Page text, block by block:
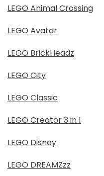
LEGO Animal Crossing
LEGO Avatar
LEGO BrickHeadz
LEGO City
LEGO Classic
LEGO Creator 3 in 1
LEGO Disney
LEGO DREAMZzz